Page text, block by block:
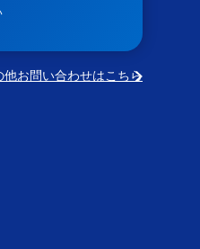
他お問い合わせはこちら